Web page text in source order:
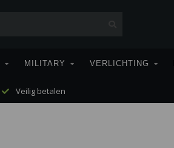
MILITARY VERLICHTING
Veilig betalen